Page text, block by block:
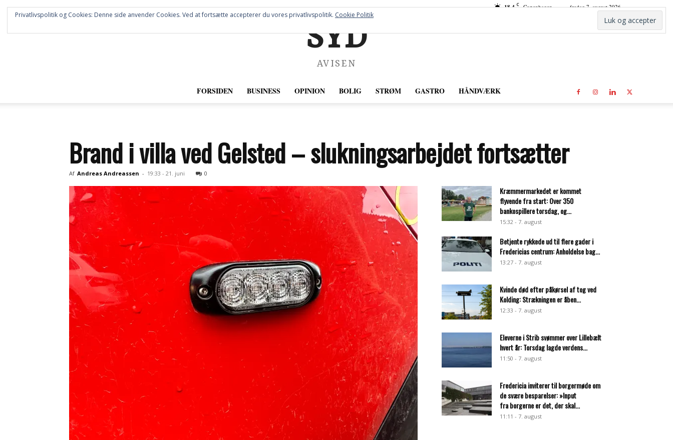
18.4 C Copenhagen fredag 7. august 2026
SYD
AVISEN
FORSIDEN BUSINESS OPINION BOLIG STRØM GASTRO HÅNDVÆRK
Brand i villa ved Gelsted – slukningsarbejdet fortsætter
Af Andreas Andreassen - 19:33 - 21. juni 0
Kræmmermarkedet er kommet
flyvende fra start: Over 350
bankospillere torsdag, og...
15:32 - 7. august
Betjente rykkede ud til flere gader i
Fredericias centrum: Anholdelse bag...
13:27 - 7. august
Kvinde død efter påkørsel af tog ved
Kolding: Strækningen er åben...
12:33 - 7. august
Eleverne i Strib svømmer over Lillebælt
hvert år: Torsdag lagde verdens...
11:50 - 7. august
Fredericia inviterer til borgermøde om
de svære besparelser: »Input
fra borgerne er det, der skal...
11:11 - 7. august
Privatlivspolitik og Cookies: Denne side anvender Cookies. Ved at fortsætte accepterer du vores privatlivspolitik. Cookie Politik